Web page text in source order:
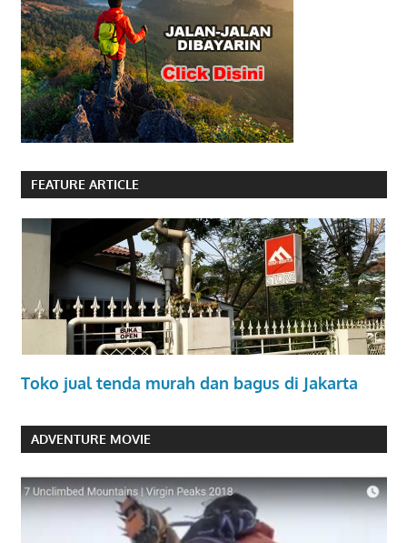
FEATURE ARTICLE
Toko jual tenda murah dan bagus di Jakarta
ADVENTURE MOVIE